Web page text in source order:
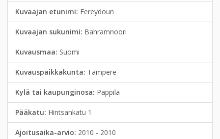
Kuvaajan etunimi: Fereydoun
Kuvaajan sukunimi: Bahramnoori
Kuvausmaa: Suomi
Kuvauspaikkakunta: Tampere
Kylä tai kaupunginosa: Pappila
Pääkatu: Hintsankatu 1
Ajoitusaika-arvio: 2010 - 2010